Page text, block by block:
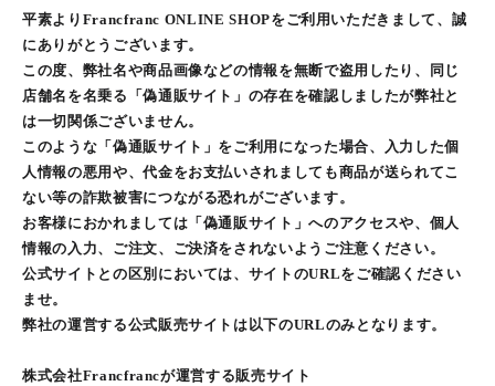
平素よりFrancfranc ONLINE SHOPをご利用いただきまして、誠
にありがとうございます。
この度、弊社名や商品画像などの情報を無断で盗用したり、同じ
店舗名を名乗る「偽通販サイト」の存在を確認しましたが弊社と
は一切関係ございません。
このような「偽通販サイト」をご利用になった場合、入力した個
人情報の悪用や、代金をお支払いされましても商品が送られてこ
ない等の詐欺被害につながる恐れがございます。
お客様におかれましては「偽通販サイト」へのアクセスや、個人
情報の入力、ご注文、ご決済をされないようご注意ください。
公式サイトとの区別においては、サイトのURLをご確認ください
ませ。
弊社の運営する公式販売サイトは以下のURLのみとなります。
株式会社Francfrancが運営する販売サイト